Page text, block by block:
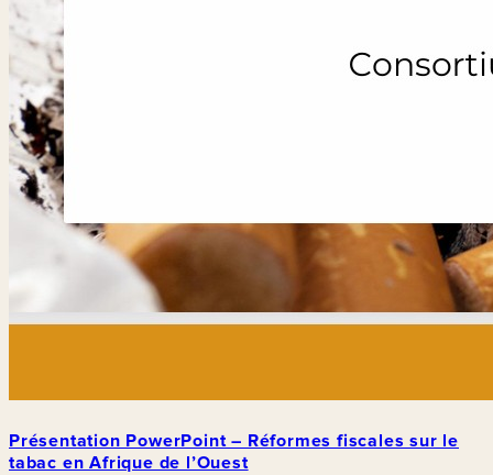
Présentation PowerPoint – Réformes fiscales sur le
tabac en Afrique de l’Ouest